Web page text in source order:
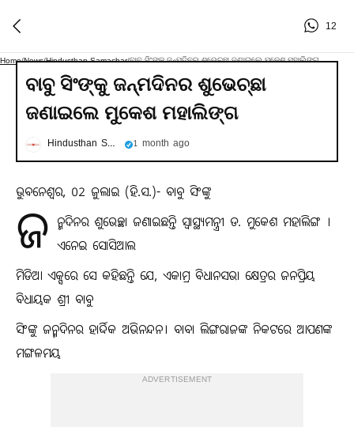
12
Home/News/Hindusthan Samachar/ବାବୁ ସିଂଙ୍କୁ ଜନ୍ମଦିନର ଶୁଭେଚ୍ଛା ଜଣାଇଲେ ମୁକେଶ ମହାଲିଙ୍ଗ
ବାବୁ ସିଂଙ୍କୁ ଜନ୍ମଦିନର ଶୁଭେଚ୍ଛା
ଜଣାଇଲେ ମୁକେଶ ମହାଲିଙ୍ଗ
Hindusthan Samachar 1 month ago
ଭୁବନେଶ୍ୱର, 02 ଜୁଲାଇ (ହି.ସ.)- ବାବୁ ସିଂଙ୍କୁ
ଜ ନ୍ମଦିନର ଶୁଭେଚ୍ଛା ଜଣାଇଛନ୍ତି ସ୍ୱାସ୍ଥ୍ୟମନ୍ତ୍ରୀ ଡ. ମୁକେଶ ମହାଲିଙ୍ଗ ।
ଏନେଇ ସୋସିଆଲ
ମିଡିଆ ଏକ୍ସରେ ସେ କହିଛନ୍ତି ଯେ, ଏକାମ୍ର ବିଧାନସଭା କ୍ଷେତ୍ରର ଜନପ୍ରିୟ
ବିଧାୟକ ଶ୍ରୀ ବାବୁ
ସିଂଙ୍କୁ ଜନ୍ମଦିନର ହାର୍ଦ୍ଦିକ ଅଭିନନ୍ଦନ। ବାବା ଲିଙ୍ଗରାଜଙ୍କ ନିକଟରେ ଆପଣଙ୍କ
ମଙ୍ଗଳମୟ
ADVERTISEMENT